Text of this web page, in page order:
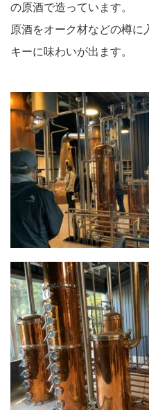
の原酒で造っています。
原酒をオーク材などの樽に
キーに味わいが出ます。